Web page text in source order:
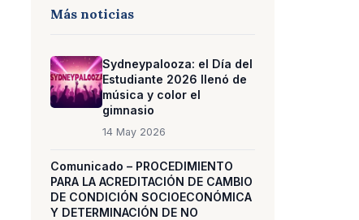
Más noticias
Sydneypalooza: el Día del
Estudiante 2026 llenó de
música y color el
gimnasio
14 May 2026
Comunicado – PROCEDIMIENTO
PARA LA ACREDITACIÓN DE CAMBIO
DE CONDICIÓN SOCIOECONÓMICA
Y DETERMINACIÓN DE NO